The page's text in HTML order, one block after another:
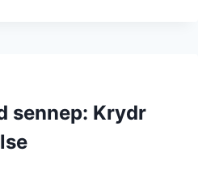
sennep: Krydr